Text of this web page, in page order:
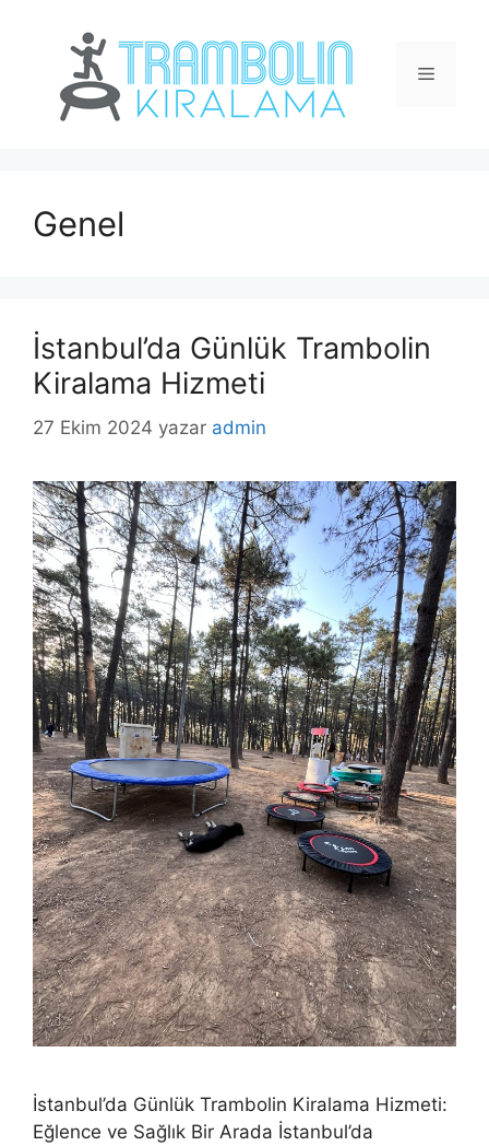
Menü
Genel
İstanbul’da Günlük Trambolin
Kiralama Hizmeti
27 Ekim 2024 yazar admin
İstanbul’da Günlük Trambolin Kiralama Hizmeti:
Eğlence ve Sağlık Bir Arada İstanbul’da